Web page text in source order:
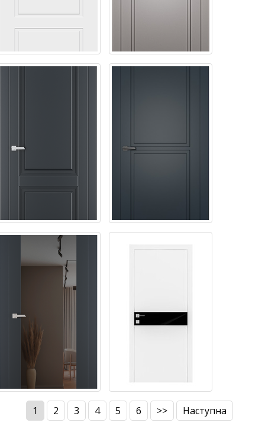
1 2 3 4 5 6 >> Наступна